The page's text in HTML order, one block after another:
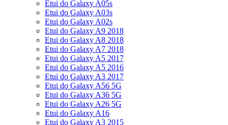
Etui do Galaxy A05s
Etui do Galaxy A03s
Etui do Galaxy A02s
Etui do Galaxy A9 2018
Etui do Galaxy A8 2018
Etui do Galaxy A7 2018
Etui do Galaxy A5 2017
Etui do Galaxy A5 2016
Etui do Galaxy A3 2017
Etui do Galaxy A56 5G
Etui do Galaxy A36 5G
Etui do Galaxy A26 5G
Etui do Galaxy A16
Etui do Galaxy A3 2015